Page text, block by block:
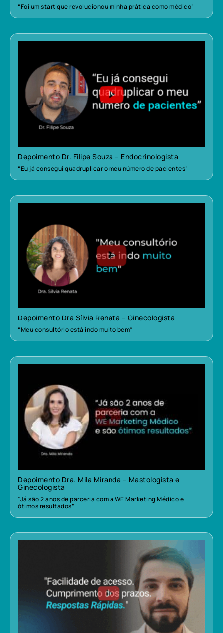
“Foi um start que revolucionou minha prática como médico”
Depoimento Dr. Filipe Souza – Endocrinologista
“Eu já consegui quadruplicar o meu número de pacientes”
Depoimento Dra Sílvia Renata – Ginecologista
“Meu consultório está indo muito bem”
Depoimento Dra. Mila Miranda – Mastologista e
Ginecologista
“Já são 2 anos de parceria com a WE Marketing Médico e
ótimos resultados”